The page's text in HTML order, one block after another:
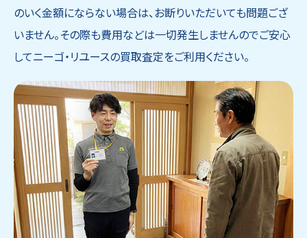
のいく金額にならない場合は、お断りいただいても問題ござ
いません。その際も費用などは一切発生しませんのでご安心
してニーゴ・リユースの買取査定をご利用ください。